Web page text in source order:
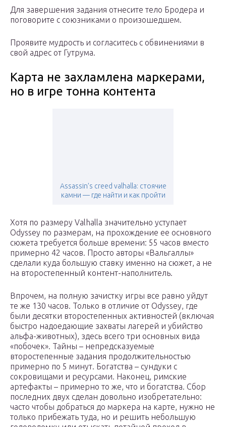
Для завершения задания отнесите тело Бродера и
поговорите с союзниками о произошедшем.
Проявите мудрость и согласитесь с обвинениями в
свой адрес от Гутрума.
Карта не захламлена маркерами,
но в игре тонна контента
Assassin’s creed valhalla: стоячие
камни — где найти и как пройти
Хотя по размеру Valhalla значительно уступает
Odyssey по размерам, на прохождение ее основного
сюжета требуется больше времени: 55 часов вместо
примерно 42 часов. Просто авторы «Вальгаллы»
сделали куда большую ставку именно на сюжет, а не
на второстепенный контент-наполнитель.
Впрочем, на полную зачистку игры все равно уйдут
те же 130 часов. Только в отличие от Odyssey, где
были десятки второстепенных активностей (включая
быстро надоедающие захваты лагерей и убийство
альфа-животных), здесь всего три основных вида
«побочек». Тайны – непредсказуемые
второстепенные задания продолжительностью
примерно по 5 минут. Богатства – сундуки с
сокровищами и ресурсами. Наконец, римские
артефакты – примерно то же, что и богатства. Сбор
последних двух сделан довольно изобретательно:
часто чтобы добраться до маркера на карте, нужно не
только прибежать туда, но и решить небольшую